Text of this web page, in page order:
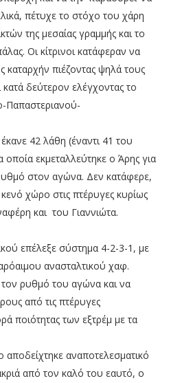
πέτυχε το στόχο του χάρη
της μεσαίας γραμμής και το
Οι κίτρινοι κατάφεραν να
καταρχήν πιέζοντας ψηλά τους
δεύτερον ελέγχοντας το
Παπαστεριανού-
42 λάθη (έναντι 41 του
εκμεταλλεύτηκε ο Άρης για
στον αγώνα. Δεν κατάφερε,
χώρο στις πτέρυγες κυρίως
και του Γιαννιώτα.
επέλεξε σύστημα 4-2-3-1, με
ανασταλτικού χαφ.
τον ρυθμό του αγώνα και να
από τις πτέρυγες
ποιότητας των εξτρέμ με τα
αναποτελεσματικό
από τον καλό του εαυτό, ο